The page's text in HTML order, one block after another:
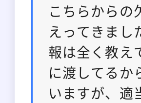
こちらからの
えってきまし
報は全く教え
に渡してるか
いますが、適